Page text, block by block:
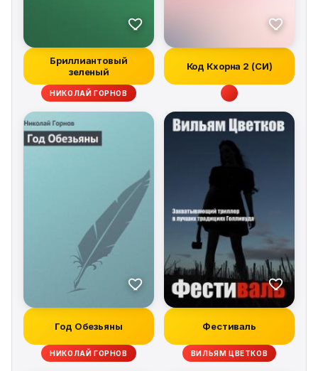
Бриллиантовый
зеленый
НИКОЛАЙ ГОРНОВ
Код Кхорна 2 (СИ)
Год Обезьяны
НИКОЛАЙ ГОРНОВ
Фестиваль
ВИЛЬЯМ ЦВЕТКОВ